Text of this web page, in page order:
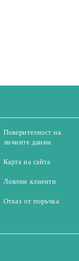
Поверителност на
личните данни
Карта на сайта
Лоялни клиенти
Отказ от поръчка